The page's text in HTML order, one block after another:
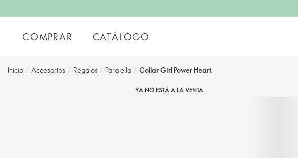
COMPRAR CATÁLOGO
Inicio / Accesorios / Regalos / Para ella / Collar Girl Power Heart
YA NO ESTÁ A LA VENTA